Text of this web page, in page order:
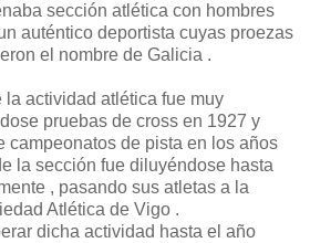
sección atlética con hombres
auténtico deportista cuyas proezas
el nombre de Galicia .
la actividad atlética fue muy
pruebas de cross en 1927 y
campeonatos de pista en los años
la sección fue diluyéndose hasta
, pasando sus atletas a la
Atlética de Vigo .
dicha actividad hasta el año